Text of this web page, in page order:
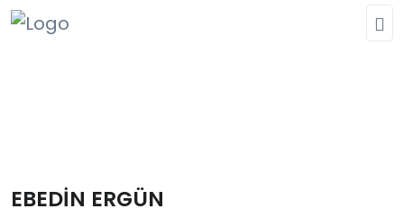
EBEDİN ERGÜN